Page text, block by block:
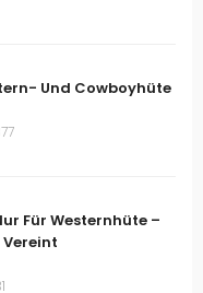
Und Cowboyhüte
Für Westernhüte –